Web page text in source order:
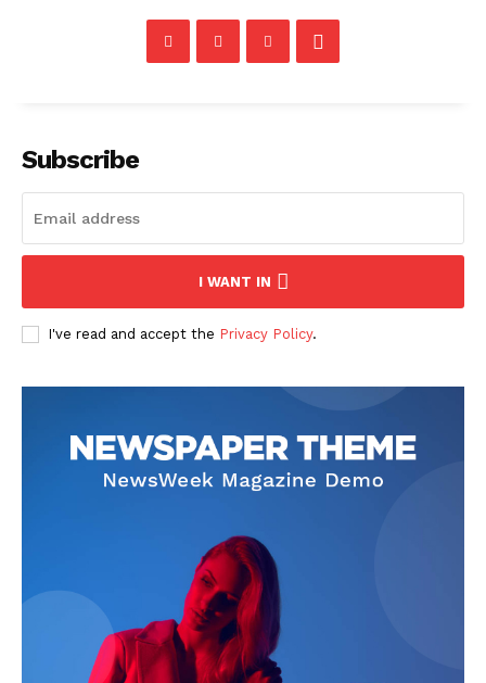
Subscribe
I WANT IN
I've read and accept the Privacy Policy.